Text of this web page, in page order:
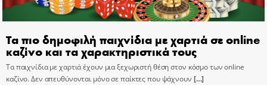
Τα πιο δημοφιλή παιχνίδια με χαρτιά σε online
καζίνο και τα χαρακτηριστικά τους
Τα παιχνίδια με χαρτιά έχουν μια ξεχωριστή θέση στον κόσμο των online
καζίνο. Δεν απευθύνονται μόνο σε παίκτες που ψάχνουν […]